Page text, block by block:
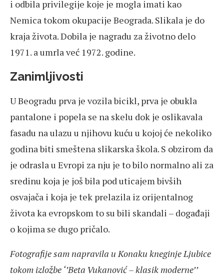
i odbila privilegije koje je mogla imati kao
Nemica tokom okupacije Beograda. Slikala je do
kraja života. Dobila je nagradu za životno delo
1971. a umrla već 1972. godine.
Zanimljivosti
U Beogradu prva je vozila bicikl, prva je obukla
pantalone i popela se na skelu dok je oslikavala
fasadu na ulazu u njihovu kuću u kojoj će nekoliko
godina biti smeštena slikarska škola. S obzirom da
je odrasla u Evropi za nju je to bilo normalno ali za
sredinu koja je još bila pod uticajem bivših
osvajača i koja je tek prelazila iz orijentalnog
života ka evropskom to su bili skandali – događaji
o kojima se dugo pričalo.
Fotografije sam napravila u Konaku kneginje Ljubice
tokom izložbe ‘’Beta Vukanović – klasik moderne’’